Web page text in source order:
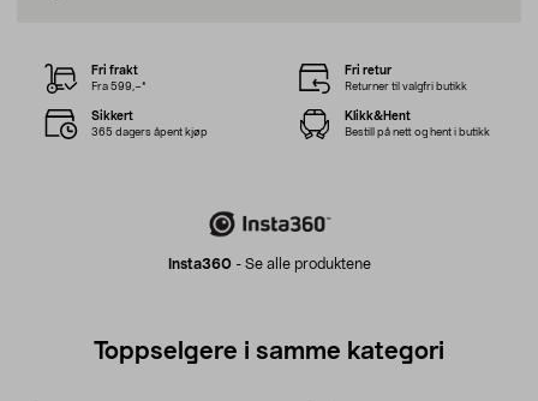
Insta360- Se alle produktene
Fri frakt
Fra 599,–*
Fri retur
Returner til valgfri butikk
Sikkert
365 dagers åpent kjøp
Klikk&Hent
Bestill på nett og hent i butikk
Toppselgere i samme kategori